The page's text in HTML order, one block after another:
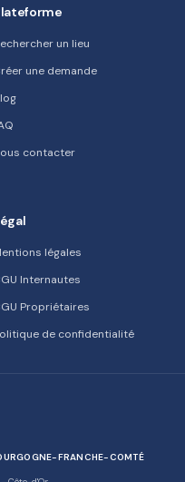
un lieu
une demande
contacter
légales
Internautes
Propriétaires
de confidentialité
FRANCHE-COMTÉ